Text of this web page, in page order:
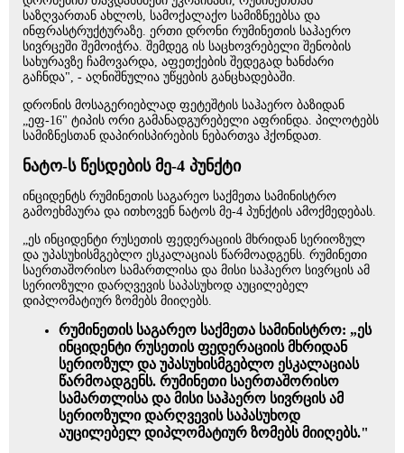
საზღვართან ახლოს, სამოქალაქო სამიზნეებსა და
ინფრასტრუქტურაზე. ერთი დრონი რუმინეთის საჰაერო
სივრცეში შემოიჭრა. შემდეგ ის საცხოვრებელი შენობის
სახურავზე ჩამოვარდა, აფეთქების შედეგად ხანძარი
გაჩნდა", - აღნიშნულია უწყების განცხადებაში.
დრონის მოსაგერიებლად ფეტეშტის საჰაერო ბაზიდან
„ეფ-16" ტიპის ორი გამანადგურებელი აფრინდა. პილოტებს
სამიზნესთან დაპირისპირების ნებართვა ჰქონდათ.
ნატო-ს წესდების მე-4 პუნქტი
ინციდენტს რუმინეთის საგარეო საქმეთა სამინისტრო
გამოეხმაურა და ითხოვენ ნატოს მე-4 პუნქტის ამოქმედებას.
„ეს ინციდენტი რუსეთის ფედერაციის მხრიდან სერიოზულ
და უპასუხისმგებლო ესკალაციას წარმოადგენს. რუმინეთი
საერთაშორისო სამართლისა და მისი საჰაერო სივრცის ამ
სერიოზული დარღვევის საპასუხოდ აუცილებელ
დიპლომატიურ ზომებს მიიღებს.
რუმინეთის საგარეო საქმეთა სამინისტრო: „ეს
ინციდენტი რუსეთის ფედერაციის მხრიდან
სერიოზულ და უპასუხისმგებლო ესკალაციას
წარმოადგენს. რუმინეთი საერთაშორისო
სამართლისა და მისი საჰაერო სივრცის ამ
სერიოზული დარღვევის საპასუხოდ
აუცილებელ დიპლომატიურ ზომებს მიიღებს."